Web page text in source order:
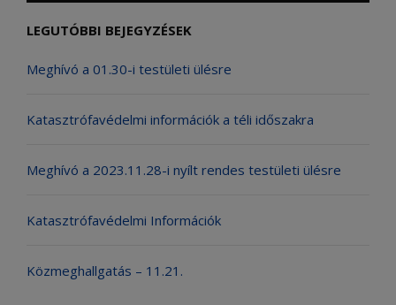
LEGUTÓBBI BEJEGYZÉSEK
Meghívó a 01.30-i testületi ülésre
Katasztrófavédelmi információk a téli időszakra
Meghívó a 2023.11.28-i nyílt rendes testületi ülésre
Katasztrófavédelmi Információk
Közmeghallgatás – 11.21.